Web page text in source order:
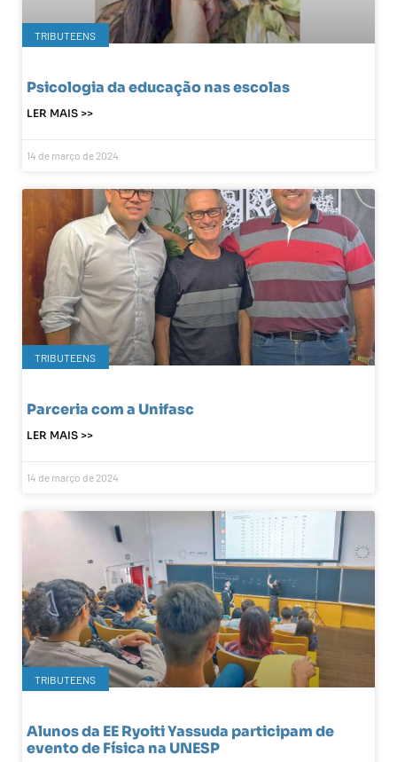
TRIBUTEENS
Psicologia da educação nas escolas
LER MAIS >>
14 de março de 2024
TRIBUTEENS
Parceria com a Unifasc
LER MAIS >>
14 de março de 2024
TRIBUTEENS
Alunos da EE Ryoiti Yassuda participam de
evento de Física na UNESP